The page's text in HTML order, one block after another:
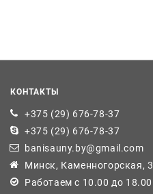
КОНТАКТЫ
+375 (29) 676-78-37
+375 (29) 676-78-37
banisauny.by@gmail.com
Минск, Каменногорская, 3
Работаем с 10.00 до 18.00